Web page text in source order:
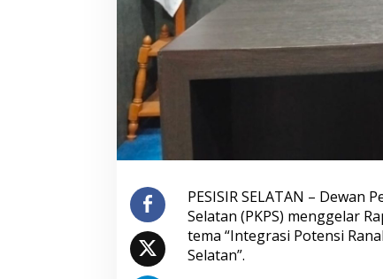
e
r
g
PESISIR SELATAN – Dewan
Selatan (PKPS) menggelar
tema “Integrasi Potensi
Selatan”.